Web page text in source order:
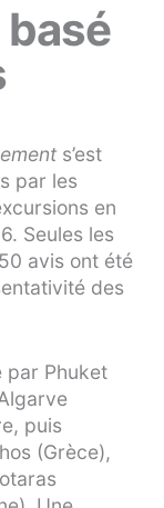
s’est
par les
en
Seules les
avis ont été
des
par Phuket
puis
(Grèce),